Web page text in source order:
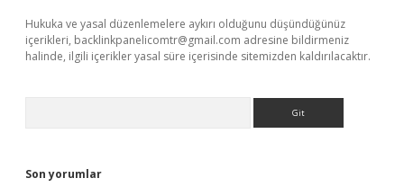
Hukuka ve yasal düzenlemelere aykırı olduğunu düşündüğünüz
içerikleri, backlinkpanelicomtr@gmail.com adresine bildirmeniz
halinde, ilgili içerikler yasal süre içerisinde sitemizden kaldırılacaktır.
Son yorumlar